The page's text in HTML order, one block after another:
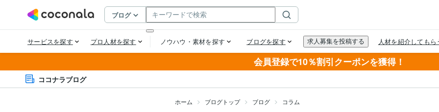
会員登録で10％割引クーポンを獲得！
ココナラブログ
ホーム ブログトップ ブログ コラム